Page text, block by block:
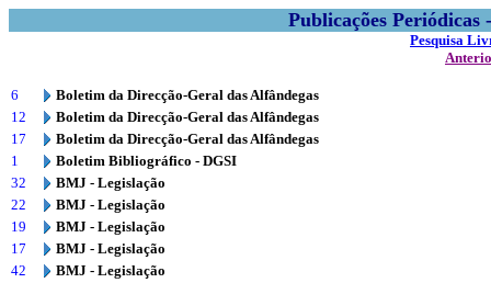
Publicações
Pesquisa
6
Boletim da Direcção-Geral das Alfândegas
12
Boletim da Direcção-Geral das Alfândegas
17
Boletim da Direcção-Geral das Alfândegas
1
Boletim Bibliográfico - DGSI
32
BMJ - Legislação
22
BMJ - Legislação
19
BMJ - Legislação
17
BMJ - Legislação
42
BMJ - Legislação